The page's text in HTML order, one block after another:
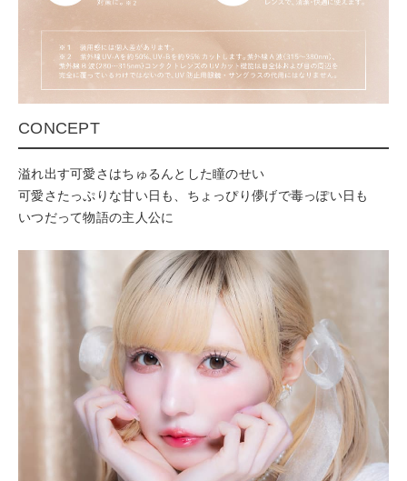
CONCEPT
溢れ出す可愛さはちゅるんとした瞳のせい
可愛さたっぷりな甘い日も、ちょっぴり儚げで毒っぽい日も
いつだって物語の主人公に